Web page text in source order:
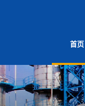
首页